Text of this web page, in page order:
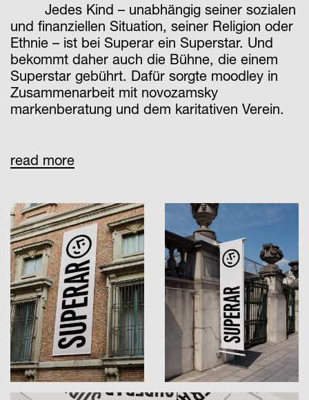
Jedes Kind – unabhängig seiner sozialen
und finanziellen Situation, seiner Religion oder
Ethnie – ist bei Superar ein Superstar. Und
bekommt daher auch die Bühne, die einem
Superstar gebührt. Dafür sorgte moodley in
Zusammenarbeit mit novozamsky
markenberatung und dem karitativen Verein.
Um die Gesellschaft durch Musik positiv
zu verändern, wurde der gemeinnützige Verein
Aufgabe gemacht, Kindern, die kaum oder
keinen Zugang zu Musik haben, diesen
kostenlos zu ermöglichen. Zur sozialen
Integration, zur Schaffung von
Chancengleichheit und der Stärkung jedes
einzelnen Kindes. Denn Musik verbindet und
begeistert. Ein großes Ziel, das ein großes
Maß an Mithilfe, Engagement und Support
erfordert. Weshalb moodley nun mit einem
plakativen Auftritt für Aufmerksamkeit sorgen
sollte.
read more